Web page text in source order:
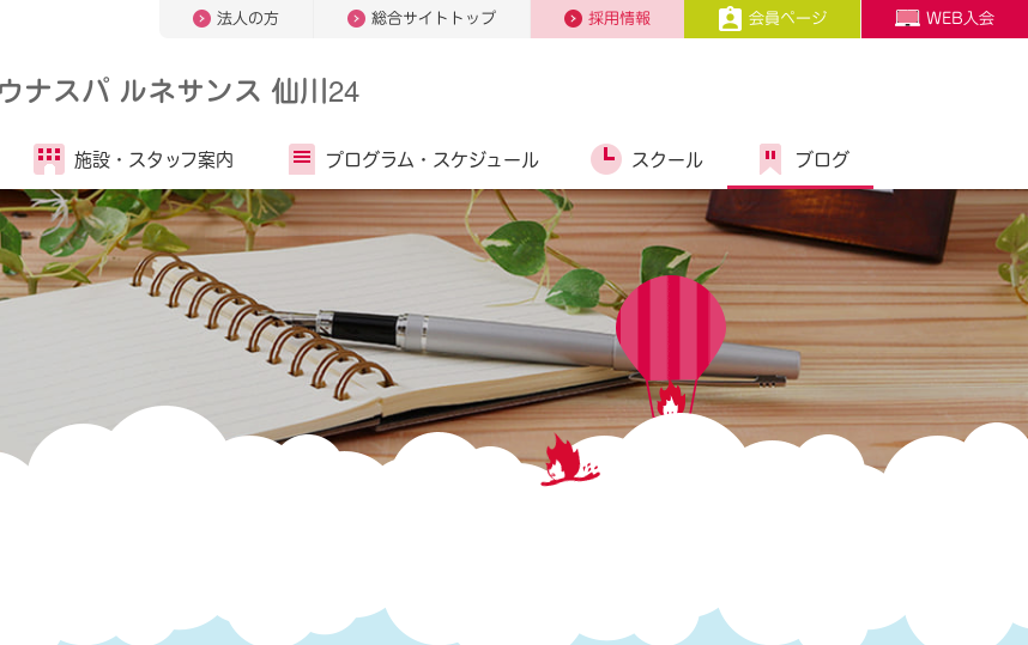
法人の方 総合サイトトップ 採用情報 会員ページ WEB入会
ナスパ ルネサンス 仙川24
施設・ スタッフ案内 プログラム・ スケジュール スクール ブログ